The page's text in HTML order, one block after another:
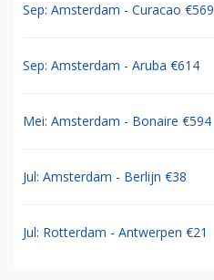
Sep: Amsterdam - Curacao €569
Sep: Amsterdam - Aruba €614
Mei: Amsterdam - Bonaire €594
Jul: Amsterdam - Berlijn €38
Jul: Rotterdam - Antwerpen €21